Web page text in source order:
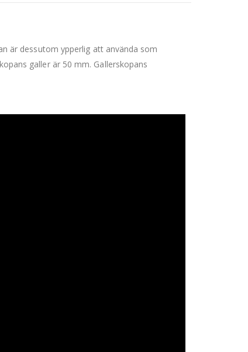
är dessutom ypperlig att använda som
galler är 50 mm. Gallerskopans